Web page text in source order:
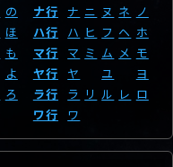
の
ほ
も
よ
ろ
ナ行
ナ ニ ヌ ネ ノ
ハ行
ハ ヒ フ ヘ ホ
マ行
マ ミ ム メ モ
ヤ行
ヤ ユ
ヨ
ラ行
ラ リ ル レ ロ
ワ行
ワ